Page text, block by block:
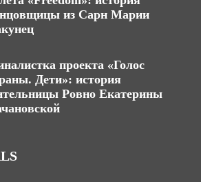
из Сарн Марии
проекта «Голос
Дети»: история
Ровно Екатерины